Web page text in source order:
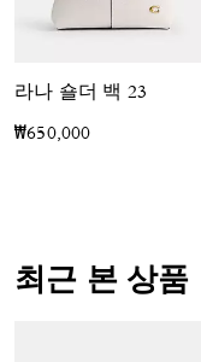
라나 숄더 백 23
₩650,000
최근 본 상품